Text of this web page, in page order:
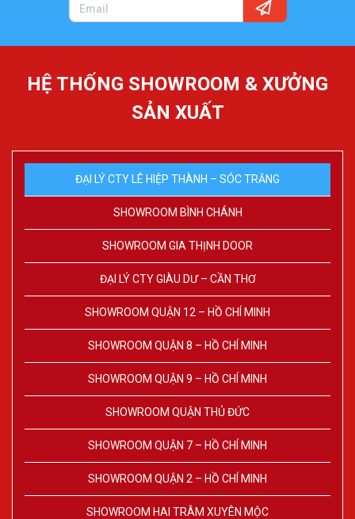
HỆ THỐNG SHOWROOM & XƯỞNG
SẢN XUẤT
ĐẠI LÝ CTY LÊ HIỆP THÀNH – SÓC TRĂNG
SHOWROOM BÌNH CHÁNH
SHOWROOM GIA THỊNH DOOR
ĐẠI LÝ CTY GIÀU DƯ – CẦN THƠ
SHOWROOM QUẬN 12 – HỒ CHÍ MINH
SHOWROOM QUẬN 8 – HỒ CHÍ MINH
SHOWROOM QUẬN 9 – HỒ CHÍ MINH
SHOWROOM QUẬN THỦ ĐỨC
SHOWROOM QUẬN 7 – HỒ CHÍ MINH
SHOWROOM QUẬN 2 – HỒ CHÍ MINH
SHOWROOM HAI TRÂM XUYÊN MỘC